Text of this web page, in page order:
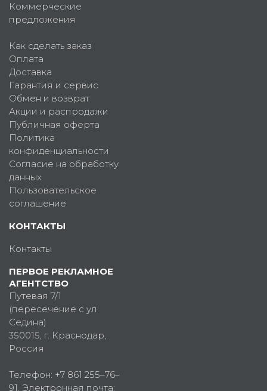
Коммерческие
предложения
Как сделать заказ
Оплата
Доставка
Гарантия и сервис
Обмен и возврат
Акции и распродажи
Публичная оферта
Политика
конфиденциальности
Согласие на обработку
данных
Пользовательское
соглашение
КОНТАКТЫ
Контакты
ПЕРВОЕ РЕКЛАМНОЕ
АГЕНТСТВО
Путевая 7/1
(пересечение с ул.
Седина)
350015, г. Краснодар,
Россия
Телефон: +7 861 255–76–
91, Электронная почта: